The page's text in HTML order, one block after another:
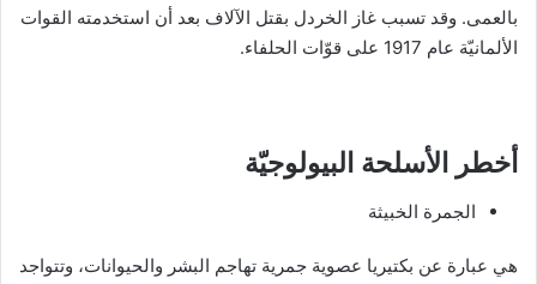
بالعمى. وقد تسبب غاز الخردل بقتل الآلاف بعد أن استخدمته القوات
الألمانيّة عام 1917 على قوّات الحلفاء.
أخطر الأسلحة البيولوجيّة
الجمرة الخبيثة
هي عبارة عن بكتيريا عصوية جمرية تهاجم البشر والحيوانات، وتتواجد